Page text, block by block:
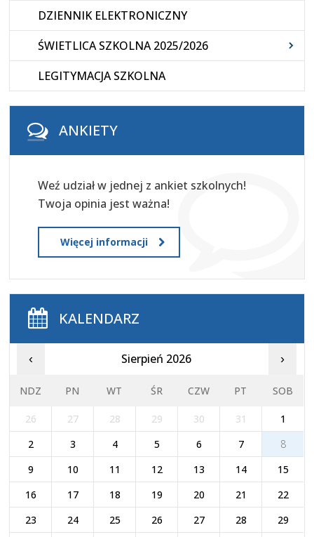
DZIENNIK ELEKTRONICZNY
ŚWIETLICA SZKOLNA 2025/2026
LEGITYMACJA SZKOLNA
ANKIETY
Weź udział w jednej z ankiet szkolnych!
Twoja opinia jest ważna!
Więcej informacji
KALENDARZ
‹ Sierpień 2026 ›
NDZ PN WT ŚR CZW PT SOB
26 27 28 29 30 31
1
2
3 4 5 6 7
8
9
10 11 12 13 14
15
16
17 18 19 20 21
22
23
24 25 26 27 28
29